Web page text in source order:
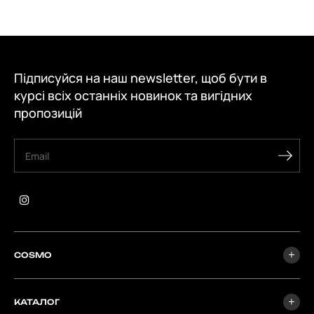
Підписуйся на наш newsletter, щоб бути в
курсі всіх останніх новинок та вигідних
пропозицій
COSMO
КАТАЛОГ